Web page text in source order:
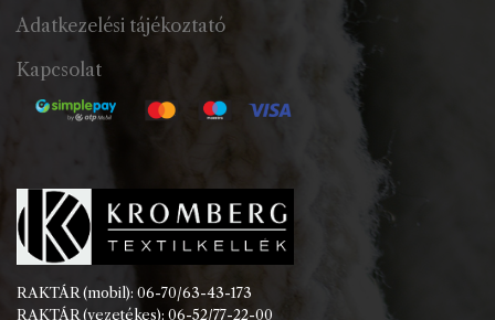
Adatkezelési tájékoztató
Kapcsolat
RAKTÁR (mobil): 06-70/63-43-173
RAKTÁR (vezetékes): 06-52/77-22-00